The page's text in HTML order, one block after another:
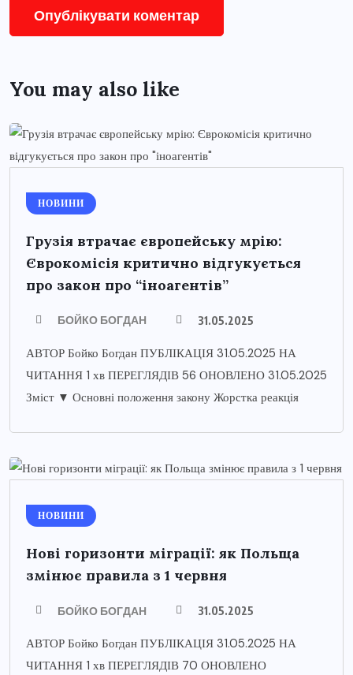
You may also like
НОВИНИ
Грузія втрачає європейську мрію:
Єврокомісія критично відгукується
про закон про “іноагентів”
БОЙКО БОГДАН 31.05.2025
АВТОР Бойко Богдан ПУБЛІКАЦІЯ 31.05.2025 НА
ЧИТАННЯ 1 хв ПЕРЕГЛЯДІВ 56 ОНОВЛЕНО 31.05.2025
Зміст ▼ Основні положення закону Жорстка реакція
НОВИНИ
Нові горизонти міграції: як Польща
змінює правила з 1 червня
БОЙКО БОГДАН 31.05.2025
АВТОР Бойко Богдан ПУБЛІКАЦІЯ 31.05.2025 НА
ЧИТАННЯ 1 хв ПЕРЕГЛЯДІВ 70 ОНОВЛЕНО